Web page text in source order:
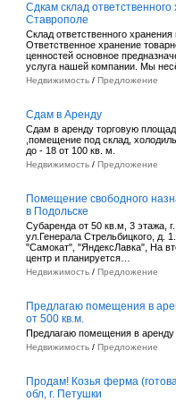
Сдкам cклад ответственного
Ставрополе
Склад ответственного
Ответственное хранение
ценностей основное
услуга нашей компании. Мы
Недвижимость / Предложение
Сдам в Аренду
Сдам в аренду торговую
,помещение под склад,
до - 18 от 100 кв. м.
Недвижимость / Предложение
Помещение свободного
в Подольске
Субаренда от 50 кв.м, 3 этажа,
ул.Генерала Стрельбицкого, д.
"Самокат", "ЯндексЛавка", На
центр и планируется…
Недвижимость / Предложение
Предлагаю помещения в
от 500 кв.м.
Предлагаю помещения в аренду
Недвижимость / Предложение
Продам! Козья ферма
обл, г. Петушки